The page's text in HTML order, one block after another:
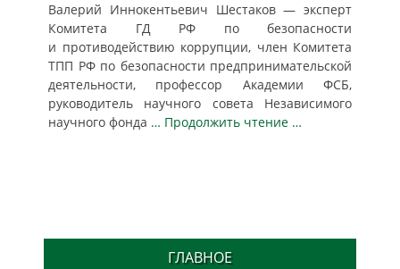
Валерий Иннокентьевич Шестаков — эксперт
Комитета ГД РФ по безопасности
и противодействию коррупции, член Комитета
ТПП РФ по безопасности предпринимательской
деятельности, профессор Академии ФСБ,
руководитель научного совета Независимого
научного фонда … Продолжить чтение …
ГЛАВНОЕ